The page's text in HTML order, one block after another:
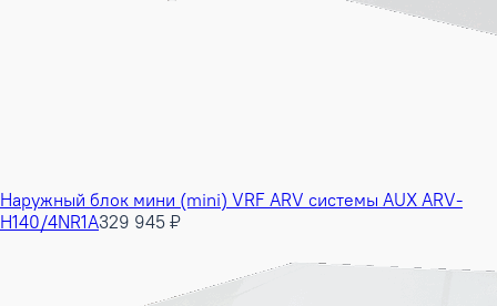
Наружный блок мини (mini) VRF ARV системы AUX ARV-
H140/4NR1A329 945 ₽